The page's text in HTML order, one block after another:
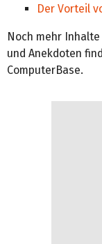
Der Vorteil
Noch mehr
und Anekdoten
ComputerBase.